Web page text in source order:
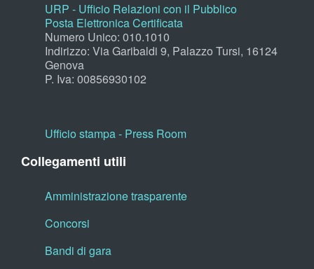
URP - Ufficio Relazioni con il Pubblico
Posta Elettronica Certificata
Numero Unico: 010.1010
Indirizzo: Via Garibaldi 9, Palazzo Tursi, 16124
Genova
P. Iva: 00856930102
Ufficio stampa - Press Room
Collegamenti utili
Amministrazione trasparente
Concorsi
Bandi di gara